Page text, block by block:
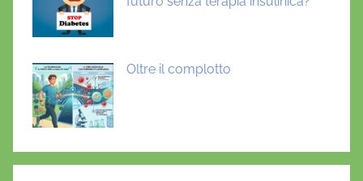
Oltre il complotto